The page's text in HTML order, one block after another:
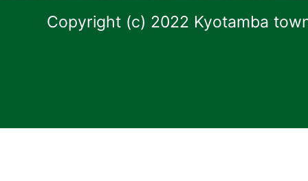
Copyright (c) 2022 Kyotamba